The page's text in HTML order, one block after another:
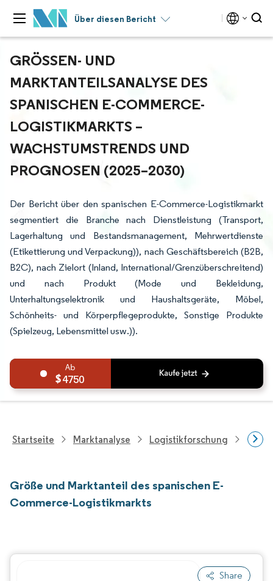
Über diesen Bericht
GRÖSSEN- UND M
ARKTANTEILSANALYSE DES S
PANISCHEN E-COMMERCE-L
OGISTIKMARKTS – W
ACHSTUMSTRENDS UND P
ROGNOSEN (2025–2030)
Der Bericht über den spanischen E-Commerce-Logistikmarkt
segmentiert die Branche nach Dienstleistung (Transport,
Lagerhaltung und Bestandsmanagement, Mehrwertdienste
(Etikettierung und Verpackung)), nach Geschäftsbereich (B2B,
B2C), nach Zielort (Inland, International/Grenzüberschreitend)
und nach Produkt (Mode und Bekleidung,
Unterhaltungselektronik und Haushaltsgeräte, Möbel,
Schönheits- und Körperpflegeprodukte, Sonstige Produkte
(Spielzeug, Lebensmittel usw.)).
4750
Startseite Marktanalyse Logistikforschung
Größe und Marktanteil des spanischen E-
Commerce-Logistikmarkts
Share